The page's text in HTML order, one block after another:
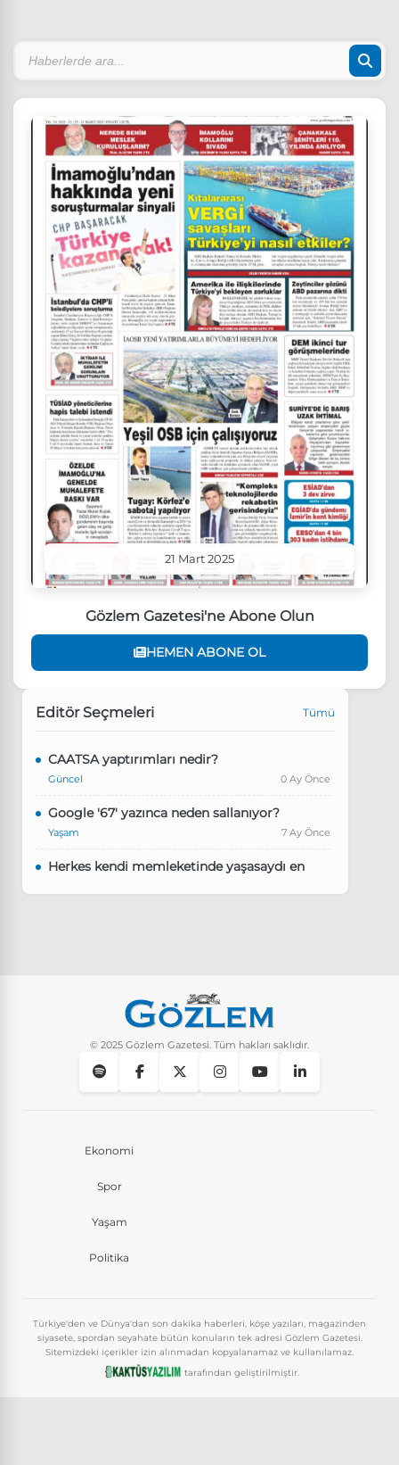
21 Mart 2025
Gözlem Gazetesi'ne Abone Olun
HEMEN ABONE OL
Editör Seçmeleri Tümü
CAATSA yaptırımları nedir?
Güncel 0 Ay Önce
Google '67' yazınca neden sallanıyor?
Yaşam 7 Ay Önce
Herkes kendi memleketinde yaşasaydı en
Instagram’da keşfet nasıl temizlenir?
© 2025 Gözlem Gazetesi. Tüm hakları saklıdır.
Ekonomi
Spor
Yaşam
Politika
Türkiye'den ve Dünya'dan son dakika haberleri, köşe yazıları, magazinden
siyasete, spordan seyahate bütün konuların tek adresi Gözlem Gazetesi.
Sitemizdeki içerikler izin alınmadan kopyalanamaz ve kullanılamaz.
tarafından geliştirilmiştir.